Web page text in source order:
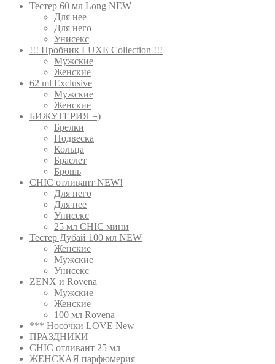
Тестер 60 мл Long NEW
Для нее
Для него
Унисекс
!!! Пробник LUXE Collection !!!
Мужские
Женские
62 ml Exclusive
Мужские
Женские
БИЖУТЕРИЯ =)
Брелки
Подвеска
Кольца
Браслет
Брошь
CHIC отливант NEW!
Для него
Для нее
Унисекс
25 мл CHIC мини
Тестер Дубай 100 мл NEW
Женские
Мужские
Унисекс
ZENX и Rovena
Мужские
Женские
100 мл Rovena
*** Носочки LOVE New
ПРАЗДНИКИ
CHIC отливант 25 мл
ЖЕНСКАЯ парфюмерия